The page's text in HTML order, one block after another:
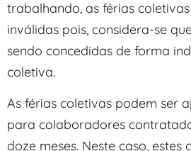
trabalhando, as férias
inválidas pois, considera-se
sendo concedidas de forma
coletiva.
As férias coletivas podem ser
para colaboradores
doze meses. Neste caso,